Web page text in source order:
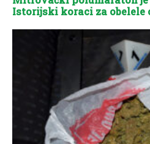
Istorijski koraci za obelele